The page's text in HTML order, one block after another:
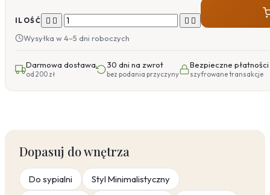
ILOŚĆ    
Wysyłka w 4–5 dni roboczych
Darmowa dostawa
od 200 zł
30 dni na zwrot
bez podania przyczyny
Bezpieczne płatności
szyfrowane transakcje
Dopasuj do wnętrza
Do sypialni
Styl Minimalistyczny